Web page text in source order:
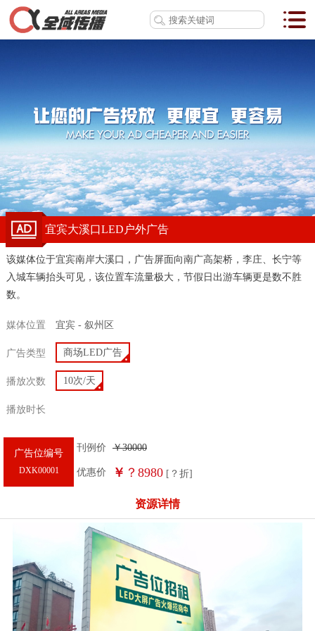
宜宾大溪口LED户外广告
该媒体位于宜宾南岸大溪口，广告屏面向南广高架桥，李庄、长宁等
入城车辆抬头可见，该位置车流量极大，节假日出游车辆更是数不胜
数。
媒体位置 宜宾 - 叙州区
广告类型 商场LED广告
播放次数 10次/天
播放时长
广告位编号
DXK00001
刊例价 ￥30000
优惠价 ￥ ？8980 [ ？折]
资源详情